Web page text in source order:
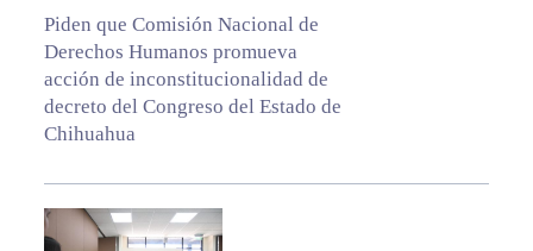
Piden que Comisión Nacional de
Derechos Humanos promueva
acción de inconstitucionalidad de
decreto del Congreso del Estado de
Chihuahua